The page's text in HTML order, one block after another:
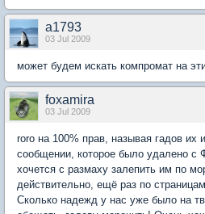
a1793
03 Jul 2009
может будем искать компромат на
foxamira
03 Jul 2009
roro на 100% прав, называя гадов их
сообщении, которое было удалено
хочется с размаху залепить им по
действительно, ещё раз по
Сколько надежд у нас уже было на